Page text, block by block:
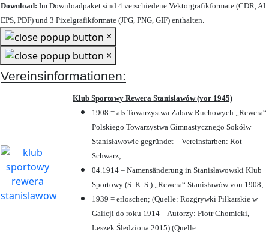
Download: Im Downloadpaket sind 4 verschiedene Vektorgrafikformate (CDR, AI
EPS, PDF) und 3 Pixelgrafikformate (JPG, PNG, GIF) enthalten.
×
×
Vereinsinformationen:
Klub Sportowy Rewera Stanisławów (vor 1945)
1908 = als Towarzystwa Zabaw Ruchowych „Rewera“
Polskiego Towarzystwa Gimnastycznego Sokółw
Stanisławowie gegründet – Vereinsfarben: Rot-
Schwarz;
04.1914 = Namensänderung in Stanisławowski Klub
Sportowy (S. K. S.) „Rewera“ Stanisławów von 1908;
1939 = erloschen; (Quelle: Rozgrywki Piłkarskie w
Galicji do roku 1914 – Autorzy: Piotr Chomicki,
Leszek Śledziona 2015) (Quelle: